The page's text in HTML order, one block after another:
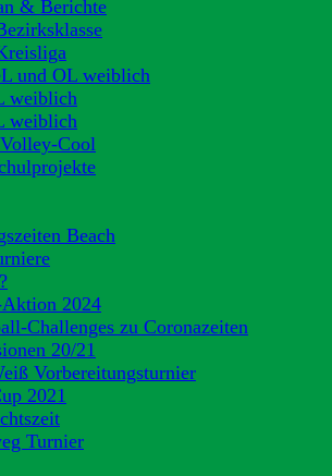
& Berichte
und OL weiblich
weiblich
weiblich
Cool
Beach
2024
Challenges zu Coronazeiten
20/21
Vorbereitungsturnier
2021
Turnier